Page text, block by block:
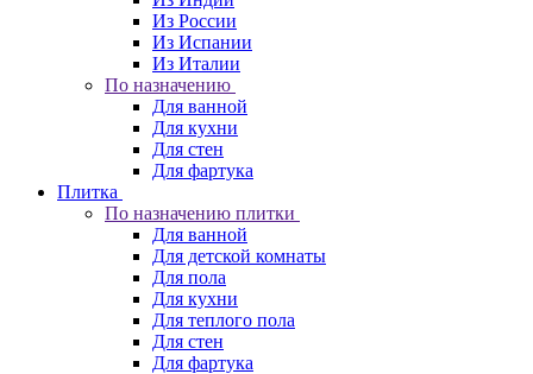
Из России
Из Испании
Из Италии
По назначению
Для ванной
Для кухни
Для стен
Для фартука
Плитка
По назначению плитки
Для ванной
Для детской комнаты
Для пола
Для кухни
Для теплого пола
Для стен
Для фартука